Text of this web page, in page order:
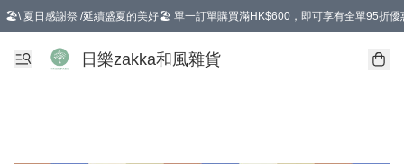
🏖️\ 夏日感謝祭 /延續盛夏的美好🏖️ 單一訂單購買滿HK$600，即可享有全單95折優
選擇GoGoX住宅/工商地址配送，單一訂單消費購物滿HK$680(折扣後），可享有
日樂zakka和風雜貨